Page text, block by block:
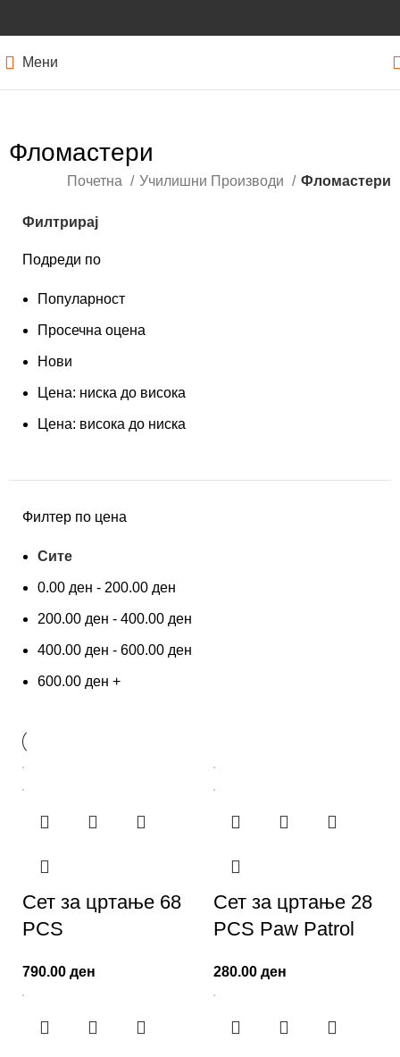
Мени
Фломастери
Почетна Училишни Производи Фломастери
Филтрирај
Подреди по
Популарност
Просечна оцена
Нови
Цена: ниска до висока
Цена: висока до ниска
Филтер по цена
Сите
0.00 ден - 200.00 ден
200.00 ден - 400.00 ден
400.00 ден - 600.00 ден
600.00 ден +
Сет за цртање 68
PCS
790.00 ден
Сет за цртање 28
PCS Paw Patrol
280.00 ден